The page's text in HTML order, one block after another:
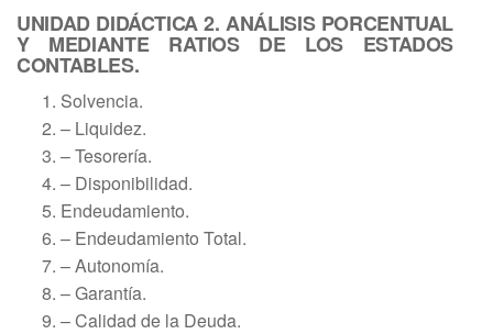
UNIDAD DIDÁCTICA 2. ANÁLISIS PORCENTUAL
Y MEDIANTE RATIOS DE LOS ESTADOS
CONTABLES.
Solvencia.
– Liquidez.
– Tesorería.
– Disponibilidad.
Endeudamiento.
– Endeudamiento Total.
– Autonomía.
– Garantía.
– Calidad de la Deuda.